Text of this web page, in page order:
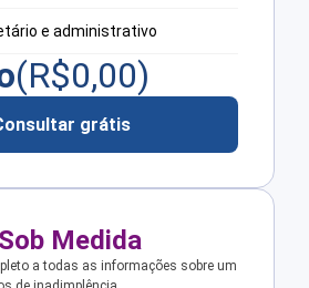
e administrativo
(R$0,00)
grátis
Medida
a todas as informações sobre um